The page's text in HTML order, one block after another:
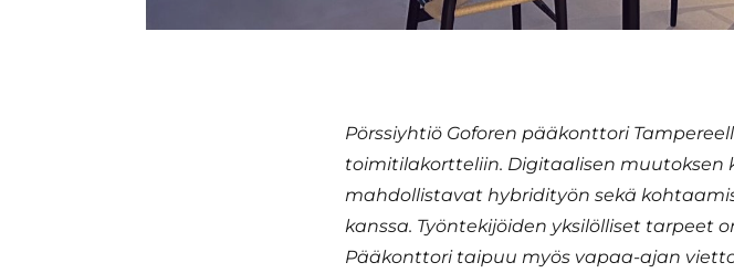
Pörssiyhtiö Goforen pääkonttori
toimitilakortteliin. Digitaalisen
mahdollistavat hybridityön sekä
kanssa. Työntekijöiden yksilölliset tarpeet
Pääkonttori taipuu myös vapaa-ajan